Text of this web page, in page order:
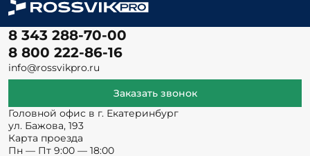
8 343 288-70-00
8 800 222-86-16
info@rossvikpro.ru
Заказать звонок
Головной офис в г. Екатеринбург
ул. Бажова, 193
Карта проезда
Пн — Пт 9:00 — 18:00